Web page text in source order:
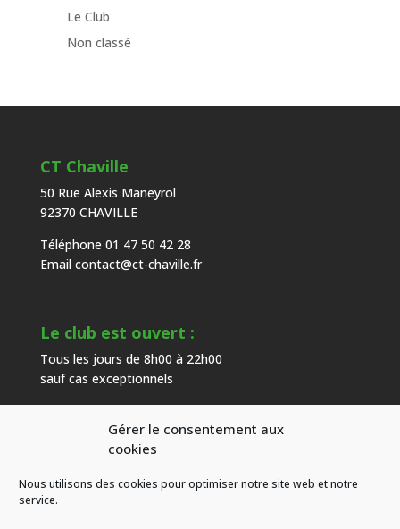
Gérer le consentement aux
cookies
Nous utilisons des cookies pour optimiser notre site web et notre
service.
Le Club
Non classé
CT Chaville
50 Rue Alexis Maneyrol
92370 CHAVILLE
Téléphone 01 47 50 42 28
Email contact@ct-chaville.fr
Le club est ouvert :
Tous les jours de 8h00 à 22h00
sauf cas exceptionnels
Heures d’ouverture de l’accueil :
hors congés